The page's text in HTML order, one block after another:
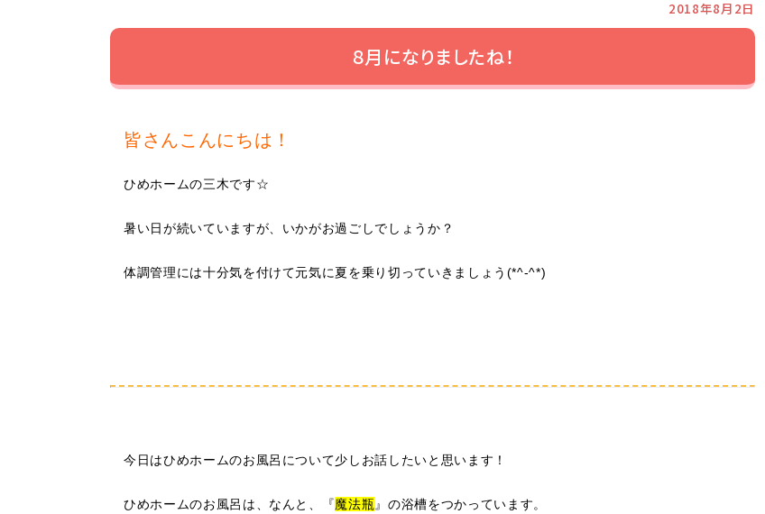
2018年8月2日
８月になりましたね！
皆さんこんにちは！
ひめホームの三木です☆
暑い日が続いていますが、いかがお過ごしでしょうか？
体調管理には十分気を付けて元気に夏を乗り切っていきましょう(*^-^*)
今日はひめホームのお風呂について少しお話したいと思います！
ひめホームのお風呂は、なんと、『魔法瓶 』の浴槽をつかっています。